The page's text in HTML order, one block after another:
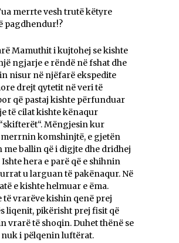
merrte vesh trutë këtyre
pagdhendur!?
Mamuthit i kujtohej se kishte
ngjarje e rëndë në fshat dhe
nisur në njëfarë ekspedite
drejt qytetit në veri të
që pastaj kishte përfunduar
të cilat kishte kënaqur
Mëngjesin kur
komshinjtë, e gjetën
me ballin që i digjte dhe dridhej
hera e parë që e shihnin
u larguan të pakënaqur. Në
e kishte helmuar e ëma.
të vrarëve kishin qenë prej
liqenit, pikërisht prej fisit që
vrarë të shoqin. Duhet thënë se
i pëlqenin luftërat.